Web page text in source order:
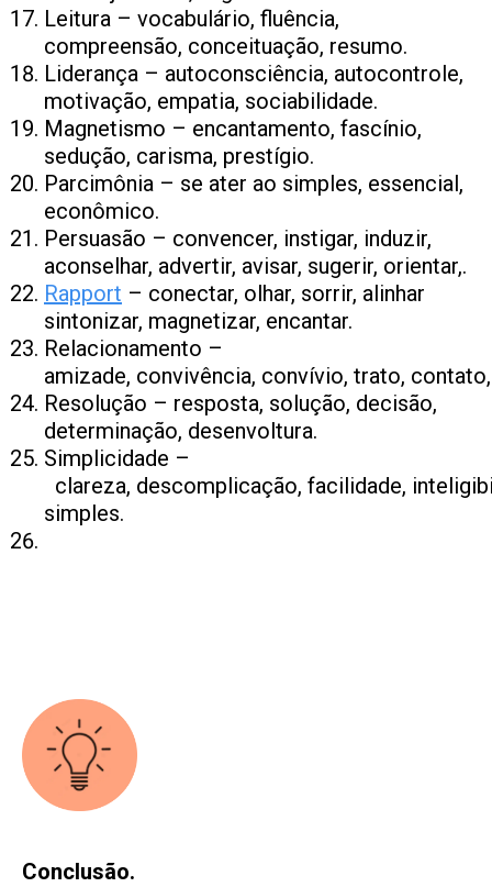
Leitura – vocabulário, fluência,
compreensão, conceituação, resumo.
Liderança – autoconsciência, autocontrole,
motivação, empatia, sociabilidade.
Magnetismo – encantamento, fascínio,
sedução, carisma, prestígio.
Parcimônia – se ater ao simples, essencial,
econômico.
Persuasão – convencer, instigar, induzir,
aconselhar, advertir, avisar, sugerir, orientar,.
Rapport – conectar, olhar, sorrir, alinhar
sintonizar, magnetizar, encantar.
Relacionamento –
amizade, convivência, convívio, trato,
Resolução – resposta, solução, decisão,
determinação, desenvoltura.
Simplicidade –
clareza, descomplicação, facilidade,
simples.
Conclusão.